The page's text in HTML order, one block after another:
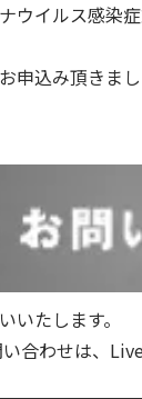
ウイルス感
込み頂きま
たします。
合わせは、